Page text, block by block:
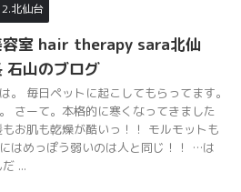
2.北仙台
容室 hair therapy sara北仙
石山のブログ
。 毎日ペットに起こしてもらってます。
さーて。本格的に寒くなってきました
お肌も乾燥が酷いっ！！ モルモットも
はめっぽう弱いのは人と同じ！！ …は
...